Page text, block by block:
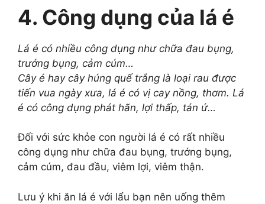
4. Công dụng của lá é
Lá é có nhiều công dụng như chữa đau bụng,
trướng bụng, cảm cúm…
Cây é hay cây húng quế trắng là loại rau được
tiến vua ngày xưa, lá é có vị cay nồng, thơm. Lá
é có công dụng phát hãn, lợi thấp, tán ứ…
Đối với sức khỏe con người lá é có rất nhiều
công dụng như chữa đau bụng, trướng bụng,
cảm cúm, đau đầu, viêm lợi, viêm thận.
Lưu ý khi ăn lá é với lẩu bạn nên uống thêm